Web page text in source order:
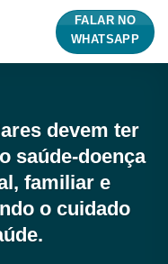
FALAR NO
WHATSAPP
devem ter
saúde-doença
familiar e
o cuidado